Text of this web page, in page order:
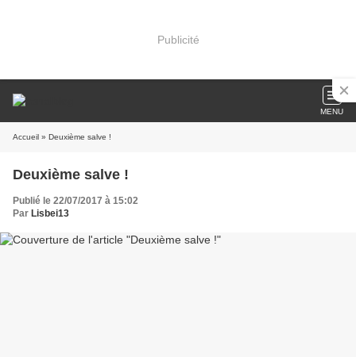
Publicité
MENU
Accueil » Deuxième salve !
Deuxième salve !
Publié le 22/07/2017 à 15:02
Par Lisbei13